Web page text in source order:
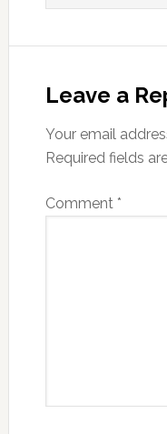
Leave a
Your email
Required fields
Comment *